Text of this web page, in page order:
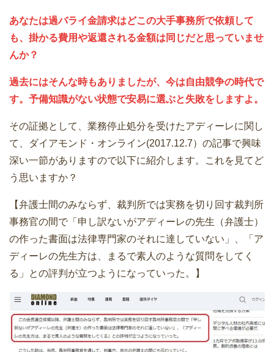
あなたは過バライ金請求はどこの大手事務所で依頼して
も、掛かる費用や返還される金額は同じだと思っていませ
んか？
過去にはそんな時もありましたが、今は自由競争の時代で
す。予備知識がない状態で安易に選ぶと失敗をしますよ。
その証拠として、業務停止処分を受けたアディーレに関し
て、ダイアモンド・オンライン(2017.12.7）の記事で興味
深い一節がありますので以下に紹介します。これを見てど
う思いますか？
【弁護士間のみならず、裁判所では実務を切り回す裁判所
事務官の間で「申し訳ないがアディーレの先生（弁護士）
の作った書面は法律専門家のそれに達していない」、「ア
ディーレの先生方は、まるで素人のような質問をしてく
る」との評判が立つようになっていった。】